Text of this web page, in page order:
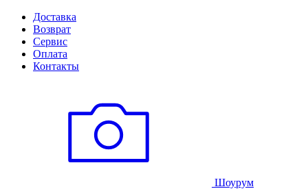
Доставка
Возврат
Сервис
Оплата
Контакты
Шоурум